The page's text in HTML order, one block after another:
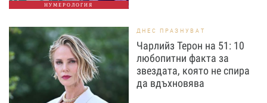
НУМЕРОЛОГИЯ
ДНЕС ПРАЗНУВАТ
Чарлийз Терон на 51: 10
любопитни факта за
звездата, която не спира
да вдъхновява